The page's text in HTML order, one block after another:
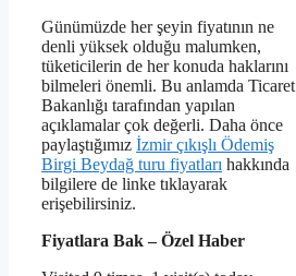
Günümüzde her şeyin fiyatının ne
denli yüksek olduğu malumken,
tüketicilerin de her konuda haklarını
bilmeleri önemli. Bu anlamda Ticaret
Bakanlığı tarafından yapılan
açıklamalar çok değerli. Daha önce
paylaştığımız İzmir çıkışlı Ödemiş
Birgi Beydağ turu fiyatları hakkında
bilgilere de linke tıklayarak
erişebilirsiniz.
Fiyatlara Bak – Özel Haber